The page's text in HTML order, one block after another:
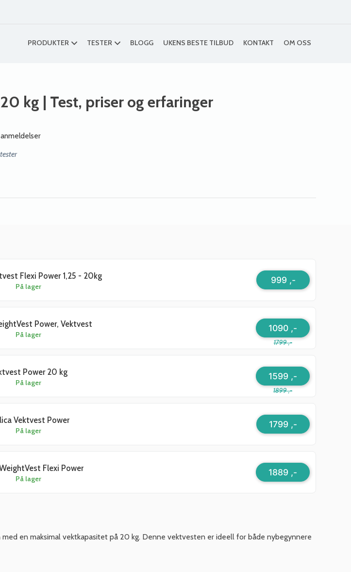
PRODUKTER TESTER BLOGG UKENS BESTE TILBUD KONTAKT OM OSS
kg | Test, priser og erfaringer
Flexi Power 1,25 - 20kg
På lager
999 ,-
Power, Vektvest
På lager
1799 ,-
1090 ,-
Power 20 kg
På lager
1899 ,-
1599 ,-
Vektvest Power
På lager
1799 ,-
Flexi Power
På lager
1889 ,-
en maksimal vektkapasitet på 20 kg. Denne vektvesten er ideell for både nybegynnere